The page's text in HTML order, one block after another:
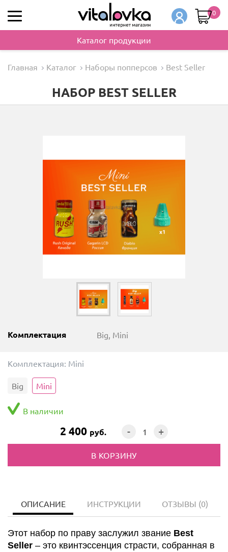
0
Каталог продукции
Главная Каталог Наборы попперсов Best Seller
НАБОР BEST SELLER
Комплектация Big, Mini
Комплектация: Mini
Big Mini
В наличии
2 400 руб. - +
ОПИСАНИЕ ИНСТРУКЦИИ ОТЗЫВЫ (0)
Этот набор по праву заслужил звание Best
Seller – это квинтэссенция страсти, собранная в